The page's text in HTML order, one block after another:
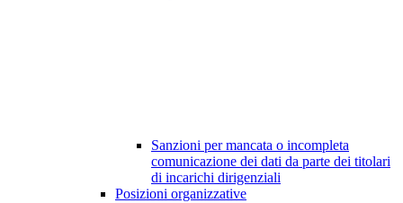
Sanzioni per mancata o incompleta
comunicazione dei dati da parte dei titolari
di incarichi dirigenziali
Posizioni organizzative